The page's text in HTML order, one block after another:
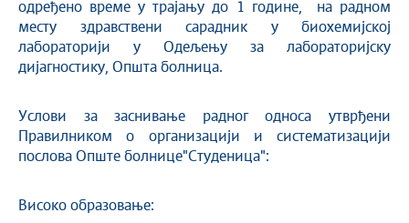
одређено време у трајању до 1 године, на радном
месту здравствени сарадник у биохемијској
лабораторији у Одељењу за лабораторијску
дијагностику, Општа болница.
Услови за заснивање радног односа утврђени
Правилником о организацији и систематизацији
послова Опште болнице"Студеница":
Високо образовање: